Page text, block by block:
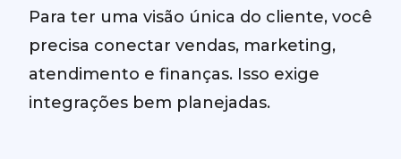
Para ter uma visão única do cliente, você
precisa conectar vendas, marketing,
atendimento e finanças. Isso exige
integrações bem planejadas.